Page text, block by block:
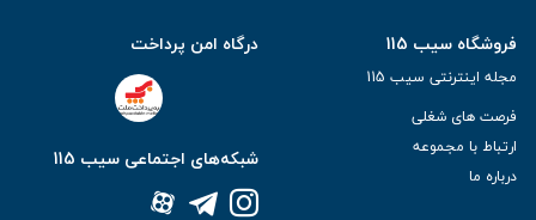
فروشگاه سیب 115
مجله اینترنتی سیب 115
فرصت های شغلی
ارتباط با مجموعه
درباره ما
درگاه امن پرداخت
شبکه‌های اجتماعی سیب 115